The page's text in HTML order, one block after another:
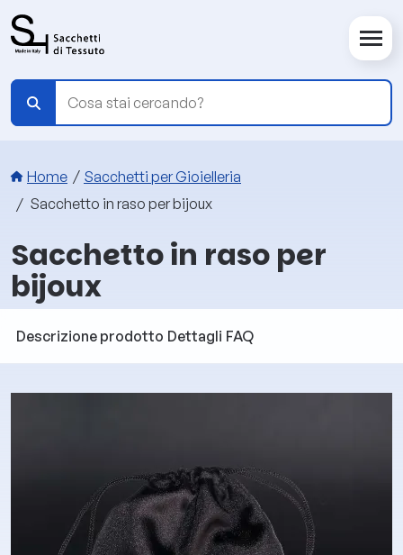
Briciole di pane
Home
Sacchetti per Gioielleria
Sacchetto in raso per bijoux
Sacchetto in raso per
bijoux
Descrizione prodotto Dettagli FAQ